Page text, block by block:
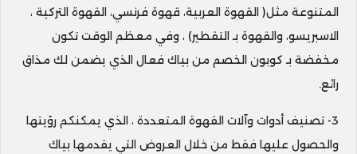
المتنوعة مثل( القهوة العربية، قهوة فرنسي، القهوة التركية ،
الاسبريسو، والقهوة بـ التقطير) ، وفي معظم الوقت تكون
مخفضة بـ كوبون الخصم من بياك فعال الذي يضمن لك مذاق
رائع.
3- تصنيف أدوات وآلات القهوة المتعددة ، الذي يمكنكم رؤيتها
والحصول عليها فقط من خلال العروض التي يقدمها بياك